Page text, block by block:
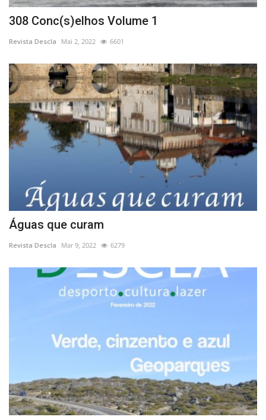
308 Conc(s)elhos Volume 1
Revista Descla Mai 2, 2022 6601
Águas que curam
Revista Descla Mar 9, 2022 6279